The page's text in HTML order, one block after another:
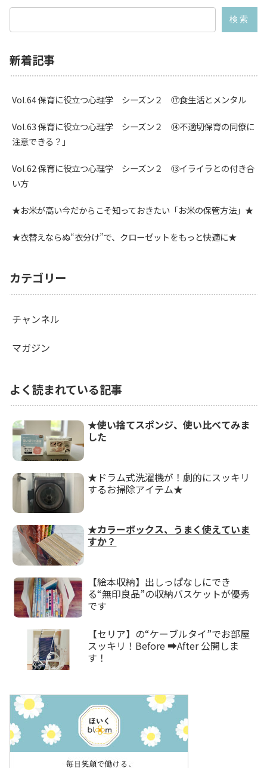
検索
新着記事
Vol.64 保育に役立つ心理学 シーズン２ ⑰食生活とメンタル
Vol.63 保育に役立つ心理学 シーズン２ ⑭不適切保育の同僚に
注意できる？」
Vol.62 保育に役立つ心理学 シーズン２ ⑬イライラとの付き合
い方
★お米が高い今だからこそ知っておきたい「お米の保管方法」★
★衣替えならぬ“衣分け”で、クローゼットをもっと快適に★
カテゴリー
チャンネル
マガジン
よく読まれている記事
★使い捨てスポンジ、使い比べてみま
した
★ドラム式洗濯機が！劇的にスッキリ
するお掃除アイテム★
★カラーボックス、うまく使えていま
すか？
【絵本収納】出しっぱなしにでき
る“無印良品”の収納バスケットが優秀
です
【セリア】の“ケーブルタイ”でお部屋
スッキリ！Before ➡After 公開しま
す！